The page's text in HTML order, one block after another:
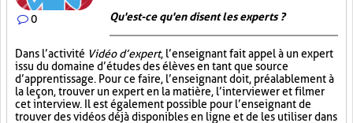
0 Qu'est-ce qu'en disent les experts ?
Dans l’activité Vidéo d’expert, l’enseignant fait appel à un expert
issu du domaine d’études des élèves en tant que source
d’apprentissage. Pour ce faire, l’enseignant doit, préalablement à
la leçon, trouver un expert en la matière, l’interviewer et filmer
cet interview. Il est également possible pour l’enseignant de
trouver des vidéos déjà disponibles en ligne et de les utiliser dans